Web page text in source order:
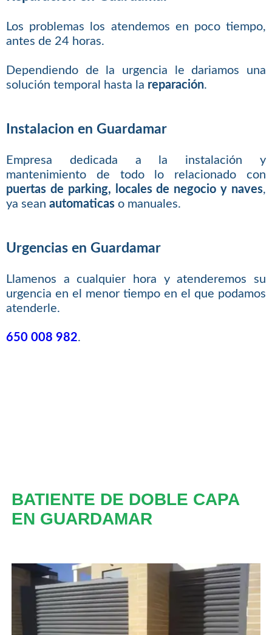
Los problemas los atendemos en poco tiempo,
antes de 24 horas.
Dependiendo de la urgencia le dariamos una
solución temporal hasta la reparación.
Instalacion en Guardamar
Empresa dedicada a la instalación y
mantenimiento de todo lo relacionado con
puertas de parking, locales de negocio y naves,
ya sean automaticaso manuales.
Urgencias en Guardamar
Llamenos a cualquier hora y atenderemos su
urgencia en el menor tiempo en el que podamos
atenderle.
650 008 982.
BATIENTE DE DOBLE CAPA
EN GUARDAMAR